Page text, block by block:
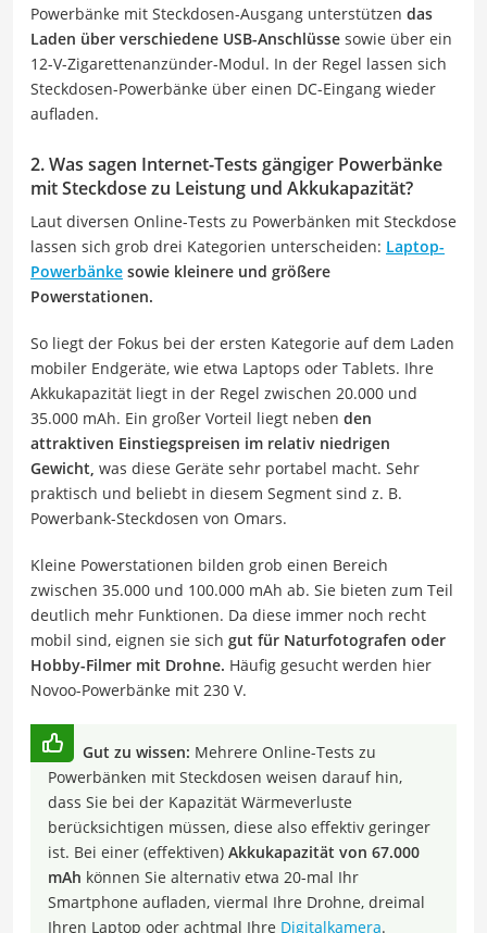
Powerbänke mit Steckdosen-Ausgang unterstützen das
Laden über verschiedene USB-Anschlüsse sowie über ein
12-V-Zigarettenanzünder-Modul. In der Regel lassen sich
Steckdosen-Powerbänke über einen DC-Eingang wieder
aufladen.
2. Was sagen Internet-Tests gängiger Powerbänke
mit Steckdose zu Leistung und Akkukapazität?
Laut diversen Online-Tests zu Powerbänken mit Steckdose
lassen sich grob drei Kategorien unterscheiden: Laptop-
Powerbänke sowie kleinere und größere
Powerstationen.
So liegt der Fokus bei der ersten Kategorie auf dem Laden
mobiler Endgeräte, wie etwa Laptops oder Tablets. Ihre
Akkukapazität liegt in der Regel zwischen 20.000 und
35.000 mAh. Ein großer Vorteil liegt neben den
attraktiven Einstiegspreisen im relativ niedrigen
Gewicht, was diese Geräte sehr portabel macht. Sehr
praktisch und beliebt in diesem Segment sind z. B.
Powerbank-Steckdosen von Omars.
Kleine Powerstationen bilden grob einen Bereich
zwischen 35.000 und 100.000 mAh ab. Sie bieten zum Teil
deutlich mehr Funktionen. Da diese immer noch recht
mobil sind, eignen sie sich gut für Naturfotografen oder
Hobby-Filmer mit Drohne. Häufig gesucht werden hier
Novoo-Powerbänke mit 230 V.
Gut zu wissen: Mehrere Online-Tests zu
Powerbänken mit Steckdosen weisen darauf hin,
dass Sie bei der Kapazität Wärmeverluste
berücksichtigen müssen, diese also effektiv geringer
ist. Bei einer (effektiven) Akkukapazität von 67.000
mAh können Sie alternativ etwa 20-mal Ihr
Smartphone aufladen, viermal Ihre Drohne, dreimal
Ihren Laptop oder achtmal Ihre Digitalkamera.